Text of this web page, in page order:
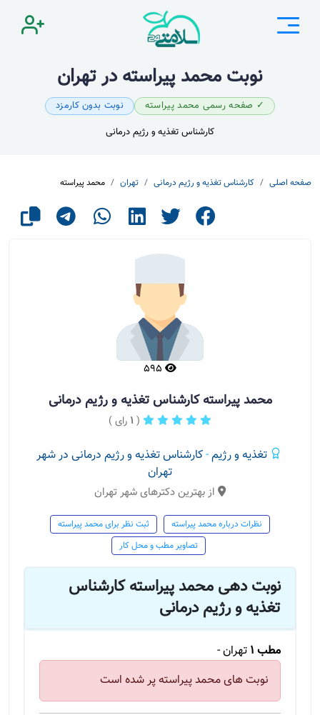
نوبت محمد پیراسته در تهران
✓ صفحه رسمی محمد پیراسته
نوبت بدون کارمزد
کارشناس تغذیه و رژیم درمانی
صفحه اصلی کارشناس تغذیه و رژیم درمانی تهران محمد پیراسته
محمد پیراسته کارشناس تغذیه و رژیم درمانی
(
1 رای )
تغذیه و رژیم-کارشناس تغذیه و رژیم درمانی در شهر
تهران
از بهترین دکترهای شهر تهران
نظرات درباره محمد پیراسته
ثبت نظر برای محمد پیراسته
تصاویر مطب و محل کار
نوبت دهی محمد پیراسته کارشناس
تغذیه و رژیم درمانی
مطب 1 تهران -
نوبت های محمد پیراسته پر شده است